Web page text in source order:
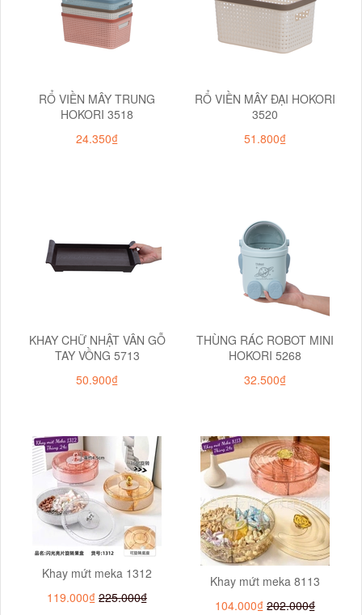
RỔ VIỀN MÂY TRUNG
HOKORI 3518
24.350₫
RỔ VIỀN MÂY ĐẠI HOKORI
3520
51.800₫
KHAY CHỮ NHẬT VÂN GỖ
TAY VỒNG 5713
50.900₫
THÙNG RÁC ROBOT MINI
HOKORI 5268
32.500₫
Khay mứt meka 1312
119.000₫ 225.000₫
Khay mứt meka 8113
104.000₫ 202.000₫